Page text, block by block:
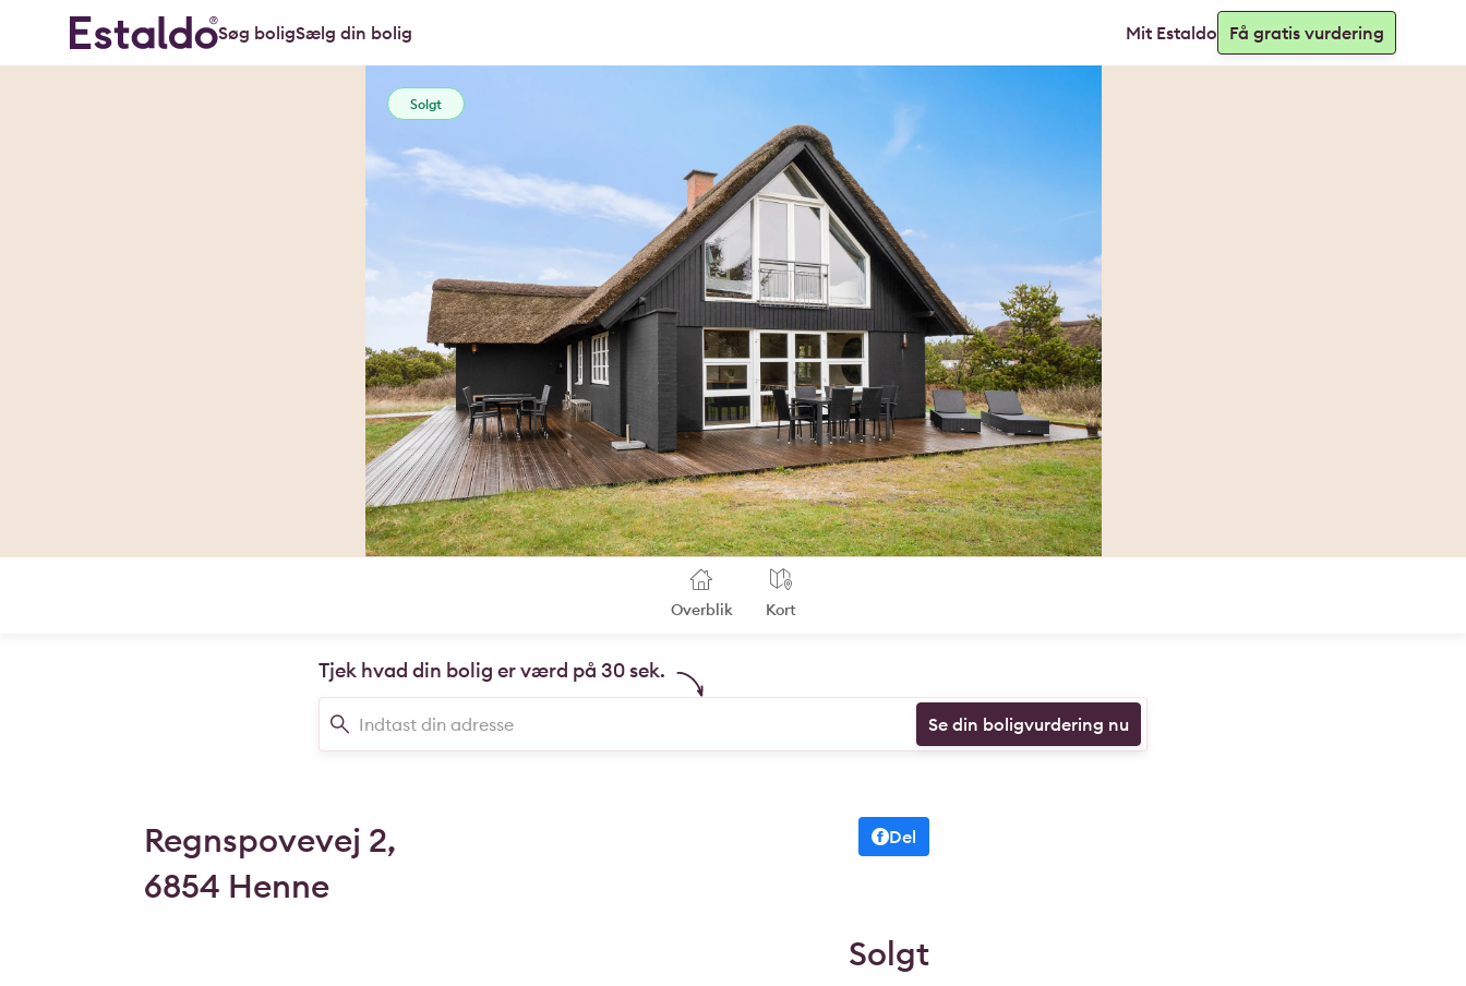
Søg boligSælg din bolig Mit Estaldo Få gratis vurdering
Solgt
Overblik Kort
Tjek hvad din bolig er værd på 30 sek.
Se din boligvurdering nu
Regnspovevej 2,
6854 Henne
Del
Solgt